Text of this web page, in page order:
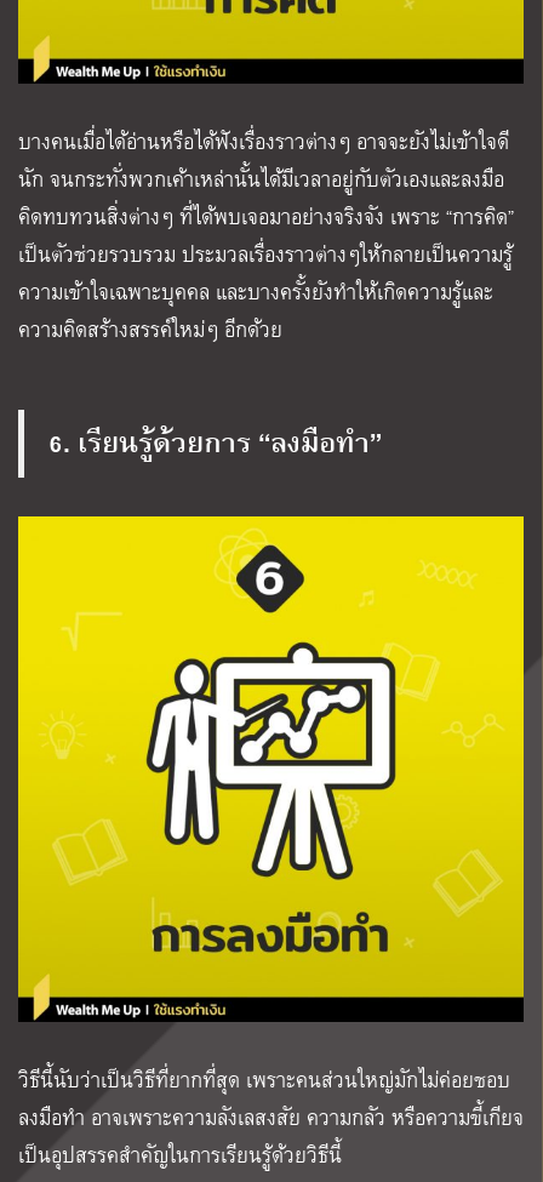
บางคนเมื่อได้อ่านหรือได้ฟังเรื่องราวต่างๆ อาจจะยังไม่เข้าใจดี
นัก จนกระทั่งพวกเค้าเหล่านั้นได้มีเวลาอยู่กับตัวเองและลงมือ
คิดทบทวนสิ่งต่างๆ ที่ได้พบเจอมาอย่างจริงจัง เพราะ “การคิด”
เป็นตัวช่วยรวบรวม ประมวลเรื่องราวต่างๆให้กลายเป็นความรู้
ความเข้าใจเฉพาะบุคคล และบางครั้งยังทำให้เกิดความรู้และ
ความคิดสร้างสรรค์ใหม่ๆ อีกด้วย
6. เรียนรู้ด้วยการ “ลงมือทำ”
วิธีนี้นับว่าเป็นวิธีที่ยากที่สุด เพราะคนส่วนใหญ่มักไม่ค่อยชอบ
ลงมือทำ อาจเพราะความลังเลสงสัย ความกลัว หรือความขี้เกียจ
เป็นอุปสรรคสำคัญในการเรียนรู้ด้วยวิธีนี้